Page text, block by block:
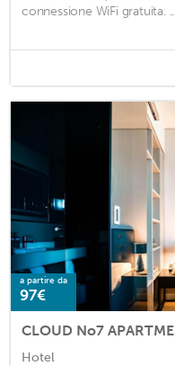
connessione WiFi gratuita.
a partire da
97€
CLOUD No7
Hotel